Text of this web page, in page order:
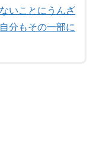
いことにうんざ
分もその一部に